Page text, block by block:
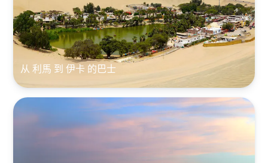
从 利馬 到 伊卡 的巴士